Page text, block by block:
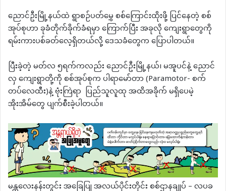
ညောင်ဦးမြို့နယ်ထဲ ရွာစဉ်ပတ်မွှေ စစ်ကြောင်းထိုးဖို့ ပြင်နေတဲ့ စစ်
အုပ်စုဟာ ခုခံတိုက်ခိုက်ခံရမှာ ကြောက်ပြီး အခုလို ကျေးရွာတွေကို
ရမ်းကားပစ်ခတ်လေ့ရှိတယ်လို့ ဒေသခံတွေက ပြောပါတယ်။
ပြီးခဲ့တဲ့ မတ်လ ၅ရက်ကလည်း ညောင်ဦးမြို့နယ်၊ မအူပင်နဲ့ ညောင်
လှ ကျေးရွာတို့ကို စစ်အုပ်စုက ပါရာမော်တာ (Paramotor- စက်
တပ်လေထီး)နဲ့ ဗုံးကြဲရာ ပြည်သူလူထု အထိအခိုက် မရှိပေမဲ့
အိုးအိမ်တွေ ပျက်စီးခဲ့ပါတယ်။
မန္တလေးနန်းတွင်း အခြေပြု အလယ်ပိုင်းတိုင်း စစ်ဌာနချုပ် – လပခ